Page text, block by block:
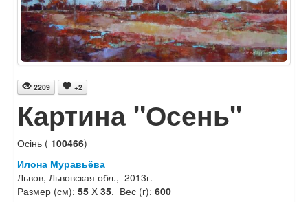
2209 +2
Картина "Осень"
Осінь ( 100466)
Илона Муравьёва
Львов, Львовская обл., 2013г.
Размер (см): 55 X 35. Вес (г): 600